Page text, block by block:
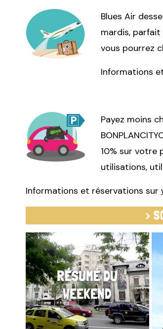
Blues Air
mardis, parfait
vous pourrez
Informations
Payez moins
10% sur votre
utilisations,
Informations et réservations sur